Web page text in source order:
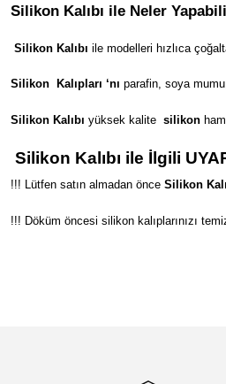
Silikon Kalıbı ile Neler
Silikon Kalıbı ile modelleri hızlıca
Silikon Kalıpları ‘nı parafin, soya
Silikon Kalıbı yüksek kalite silikon
Silikon Kalıbı ile İlgili
!!! Lütfen satın almadan önce Silikon
!!! Döküm öncesi silikon kalıplarınızı